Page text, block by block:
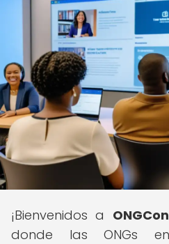
¡Bienvenidos a
donde las ONGs